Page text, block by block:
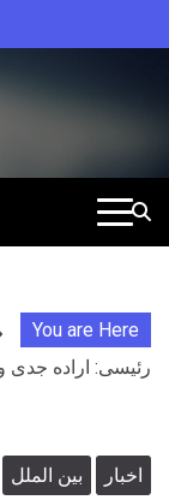
to
You are Here
رئیسی: اراده جدی
اخبار بین الملل